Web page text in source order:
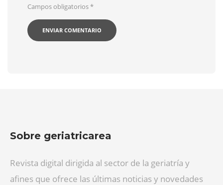
Campos obligatorios*
Sobre geriatricarea
Revista digital dirigida al sector de la geriatría y
afines que ofrece las últimas noticias y novedades